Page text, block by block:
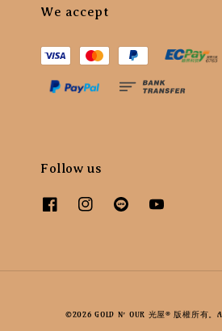
We accept
Follow us
©2026 GOLD N’ OUR 光屋® 版權所有